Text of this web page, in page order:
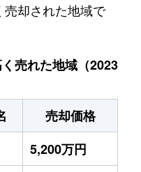
却された地域で
売れた地域（2023
売却価格
5,200万円